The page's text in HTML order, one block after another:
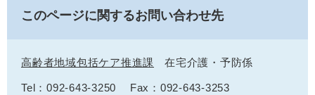
このページに関するお問い合わせ先
高齢者地域包括ケア推進課 在宅介護・予防係
Tel：092-643-3250
Fax：092-643-3253